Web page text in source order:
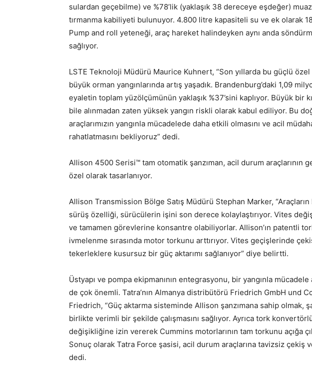
sulardan geçebilme) ve %78’lik (yaklaşık 38 dereceye eşdeğer)
tırmanma kabiliyeti bulunuyor. 4.800 litre kapasiteli su ve ek olarak
Pump and roll yeteneği, araç hareket halindeyken aynı anda
sağlıyor.
LSTE Teknoloji Müdürü Maurice Kuhnert, “Son yıllarda bu güçlü
büyük orman yangınlarında artış yaşadık. Brandenburg’daki 1,09
eyaletin toplam yüzölçümünün yaklaşık %37’sini kaplıyor. Büyük bir
bile alınmadan zaten yüksek yangın riskli olarak kabul ediliyor. Bu
araçlarımızın yangınla mücadelede daha etkili olmasını ve acil
rahatlatmasını bekliyoruz” dedi.
Allison 4500 Serisi™ tam otomatik şanzıman, acil durum araçlarının
özel olarak tasarlanıyor.
Allison Transmission Bölge Satış Müdürü Stephan Marker, “Araçların
sürüş özelliği, sürücülerin işini son derece kolaylaştırıyor. Vites
ve tamamen görevlerine konsantre olabiliyorlar. Allison’ın patentli
ivmelenme sırasında motor torkunu arttırıyor. Vites geçişlerinde
tekerleklere kusursuz bir güç aktarımı sağlanıyor” diye belirtti.
Üstyapı ve pompa ekipmanının entegrasyonu, bir yangınla
de çok önemli. Tatra’nın Almanya distribütörü Friedrich GmbH und
Friedrich, “Güç aktarma sisteminde Allison şanzımana sahip olmak,
birlikte verimli bir şekilde çalışmasını sağlıyor. Ayrıca tork
değişikliğine izin vererek Cummins motorlarının tam torkunu açığa
Sonuç olarak Tatra Force şasisi, acil durum araçlarına tavizsiz çekiş
dedi.